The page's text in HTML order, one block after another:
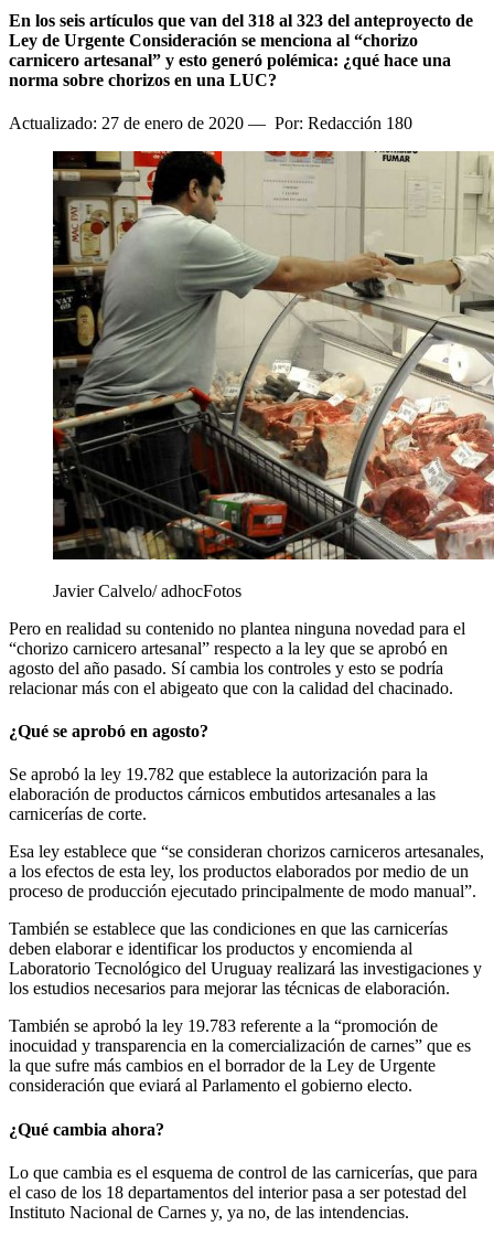
En los seis artículos que van del 318 al 323 del anteproyecto de
Ley de Urgente Consideración se menciona al “chorizo
carnicero artesanal” y esto generó polémica: ¿qué hace una
norma sobre chorizos en una LUC?
Actualizado: 27 de enero de 2020 — Por: Redacción 180
Javier Calvelo/ adhocFotos
Pero en realidad su contenido no plantea ninguna novedad para el
“chorizo carnicero artesanal” respecto a la ley que se aprobó en
agosto del año pasado. Sí cambia los controles y esto se podría
relacionar más con el abigeato que con la calidad del chacinado.
¿Qué se aprobó en agosto?
Se aprobó la ley 19.782 que establece la autorización para la
elaboración de productos cárnicos embutidos artesanales a las
carnicerías de corte.
Esa ley establece que “se consideran chorizos carniceros artesanales,
a los efectos de esta ley, los productos elaborados por medio de un
proceso de producción ejecutado principalmente de modo manual”.
También se establece que las condiciones en que las carnicerías
deben elaborar e identificar los productos y encomienda al
Laboratorio Tecnológico del Uruguay realizará las investigaciones y
los estudios necesarios para mejorar las técnicas de elaboración.
También se aprobó la ley 19.783 referente a la “promoción de
inocuidad y transparencia en la comercialización de carnes” que es
la que sufre más cambios en el borrador de la Ley de Urgente
consideración que eviará al Parlamento el gobierno electo.
¿Qué cambia ahora?
Lo que cambia es el esquema de control de las carnicerías, que para
el caso de los 18 departamentos del interior pasa a ser potestad del
Instituto Nacional de Carnes y, ya no, de las intendencias.